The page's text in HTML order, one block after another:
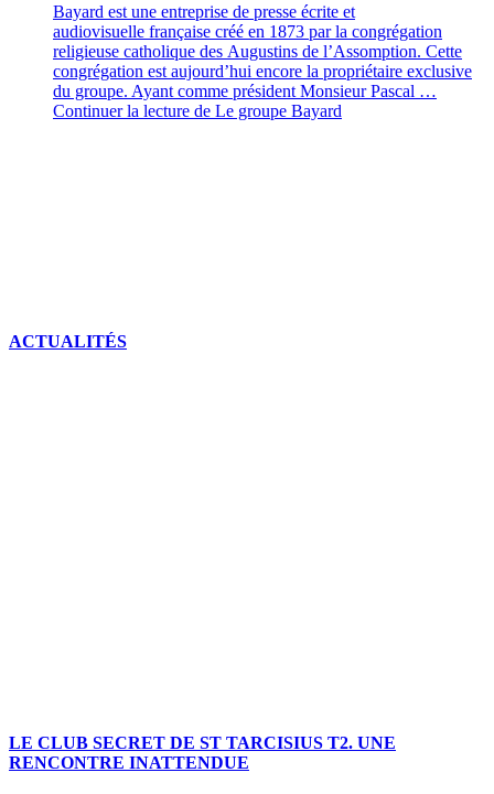
Bayard est une entreprise de presse écrite et
audiovisuelle française créé en 1873 par la congrégation
religieuse catholique des Augustins de l’Assomption. Cette
congrégation est aujourd’hui encore la propriétaire exclusive
du groupe. Ayant comme président Monsieur Pascal …
Continuer la lecture de Le groupe Bayard
ACTUALITÉS
LE CLUB SECRET DE ST TARCISIUS T2. UNE
RENCONTRE INATTENDUE